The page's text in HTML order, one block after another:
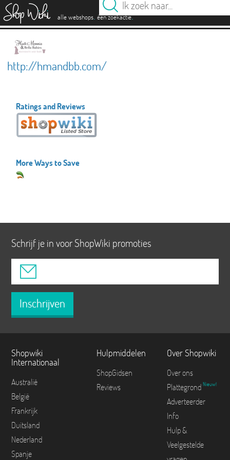
alle webshops. één zoekactie.
http://hmandbb.com/
Ratings and Reviews
More Ways to Save
Schrijf je in voor ShopWiki promoties
Inschrijven
Shopwiki
Internationaal
Australië
België
Frankrijk
Duitsland
Nederland
Spanje
Hulpmiddelen
ShopGidsen
Reviews
Over Shopwiki
Over ons
Plattegrond Nieuw!
Adverteerder
Info
Hulp &
Veelgestelde